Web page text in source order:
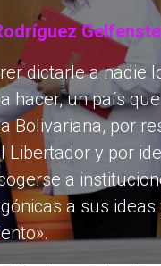
dictarle a nadie
hacer, un país
Bolivariana, por
Libertador y por
a
a sus ideas